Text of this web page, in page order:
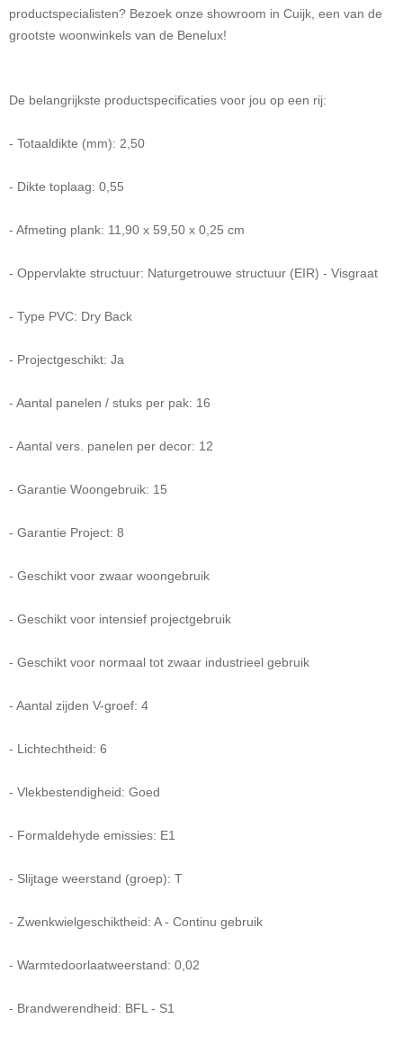
productspecialisten? Bezoek onze showroom in Cuijk, een van de
grootste woonwinkels van de Benelux!
De belangrijkste productspecificaties voor jou op een rij:
- Totaaldikte (mm): 2,50
- Dikte toplaag: 0,55
- Afmeting plank: 11,90 x 59,50 x 0,25 cm
- Oppervlakte structuur: Naturgetrouwe structuur (EIR) - Visgraat
- Type PVC: Dry Back
- Projectgeschikt: Ja
- Aantal panelen / stuks per pak: 16
- Aantal vers. panelen per decor: 12
- Garantie Woongebruik: 15
- Garantie Project: 8
- Geschikt voor zwaar woongebruik
- Geschikt voor intensief projectgebruik
- Geschikt voor normaal tot zwaar industrieel gebruik
- Aantal zijden V-groef: 4
- Lichtechtheid: 6
- Vlekbestendigheid: Goed
- Formaldehyde emissies: E1
- Slijtage weerstand (groep): T
- Zwenkwielgeschiktheid: A - Continu gebruik
- Warmtedoorlaatweerstand: 0,02
- Brandwerendheid: BFL - S1